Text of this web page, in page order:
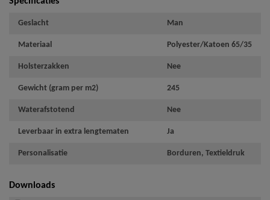
Geslacht Man
Materiaal Polyester/Katoen 65/35
Holsterzakken Nee
Gewicht (gram per m2) 245
Waterafstotend Nee
Leverbaar in extra lengtematen Ja
Personalisatie Borduren, Textieldruk
Downloads